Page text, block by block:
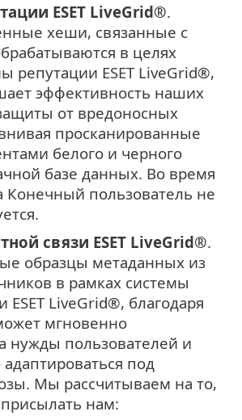
ESET LiveGrid®.
хеши, связанные с
в целях
репутации ESET LiveGrid®,
эффективность наших
от вредоносных
просканированные
белого и черного
базе данных. Во время
Конечный пользователь не
связи ESET LiveGrid®.
образцы метаданных из
в рамках системы
ESET LiveGrid®, благодаря
мгновенно
нужды пользователей и
под
Мы рассчитываем на то,
нам: